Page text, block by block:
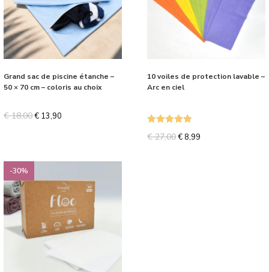
Grand sac de piscine étanche –
50 × 70 cm – coloris au choix
€18,00€ 13,90
10 voiles de protection lavable –
Arc en ciel
€27,00€ 8,99
-30%